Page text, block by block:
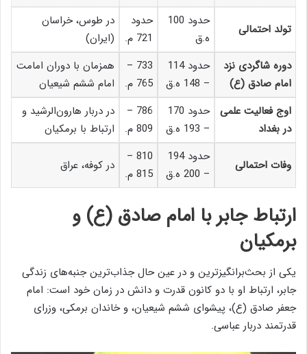
تولد احتمالی
حدود 100
ه.ق
حدود
721 م.
در طوس، خراسان
(ایران)
دوره شاگردی نزد
امام صادق (ع)
حدود 114
– 148 ه.ق
733 –
765 م.
همزمان با دوران امامت
امام ششم شیعیان
اوج فعالیت علمی
در بغداد
حدود 170
– 193 ه.ق
786 –
809 م.
در دربار هارون‌الرشید و
ارتباط با برمکیان
وفات احتمالی
حدود 194
– 200 ه.ق
810 –
815 م.
در کوفه، عراق
ارتباط جابر با امام صادق (ع) و
برمکیان
یکی از بحث‌برانگیزترین و در عین حال جذاب‌ترین جنبه‌های زندگی
جابر، ارتباط او با دو کانون قدرت و دانش در زمان خود است: امام
جعفر صادق (ع)، پیشوای ششم شیعیان، و خاندان برمکی، وزرای
قدرتمند دربار عباسی.